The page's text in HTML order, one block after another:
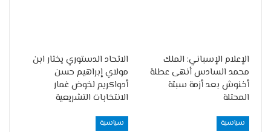
الإعلام الإسباني: الملك
محمد السادس أنهى عطلة
أخنوش بعد أزمة سبتة
المحتلة
الاتحاد الدستوري يختار ابن
مولاي إبراهيم حسن
أدواكريم لخوض غمار
الانتخابات التشريعية
سياسية سياسية